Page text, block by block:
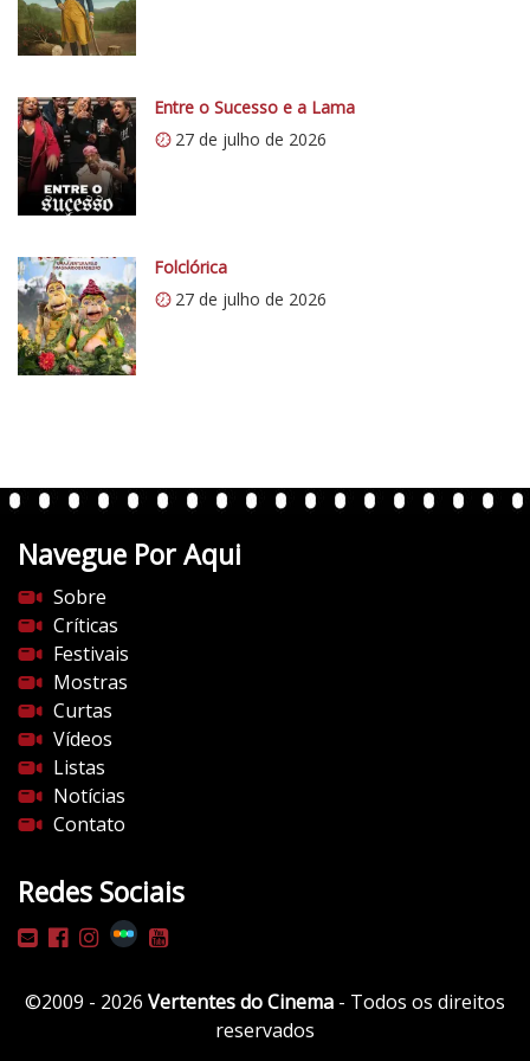
Entre o Sucesso e a Lama
27 de julho de 2026
Folclórica
27 de julho de 2026
Navegue Por Aqui
Sobre
Críticas
Festivais
Mostras
Curtas
Vídeos
Listas
Notícias
Contato
Redes Sociais
©2009 - 2026 Vertentes do Cinema - Todos os direitos
reservados